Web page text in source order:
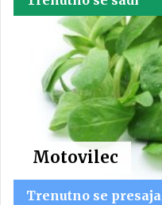
Motovilec
Trenutno se presaja